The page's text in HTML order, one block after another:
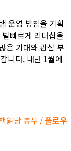
운영 방침을 기획
빠르게 리더십을
은 기대와 관심 부
니다. 내년 1월에
읽당 총무 /플로우